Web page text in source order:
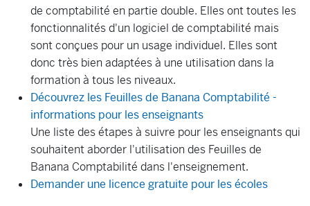
de comptabilité en partie double. Elles ont toutes les
fonctionnalités d'un logiciel de comptabilité mais
sont conçues pour un usage individuel. Elles sont
donc très bien adaptées à une utilisation dans la
formation à tous les niveaux.
Découvrez les Feuilles de Banana Comptabilité -
informations pour les enseignants
Une liste des étapes à suivre pour les enseignants qui
souhaitent aborder l'utilisation des Feuilles de
Banana Comptabilité dans l'enseignement.
Demander une licence gratuite pour les écoles